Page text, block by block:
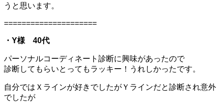
うと思います。
=====================
・Y様 40代
パーソナルコーディネート診断に興味があったので
診断してもらいとってもラッキー！うれしかったです。
自分ではＸラインが好きでしたがＹラインだと診断され意外
でしたが